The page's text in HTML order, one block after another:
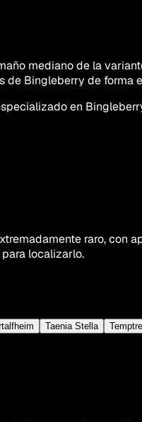
mediano de la
Bingleberry de forma
en
raro, con
localizarlo.
Taenia Stella